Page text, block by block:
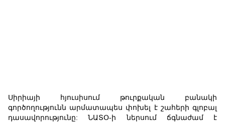
Սիրիայի հյուսիսում թուրքական բանակի
գործողությունն արմատապես փոխել է շահերի գլոբալ
դասավորությունը: ՆԱՏՕ-ի ներսում ճգնաժամ է